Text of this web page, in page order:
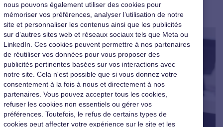
Nouveaux usages au travail |11 septembre 2020
nous pouvons également utiliser des cookies pour
mémoriser vos préférences, analyser l’utilisation de notre
site et personnaliser les contenus ainsi que les publicités
sur d’autres sites web et réseaux sociaux tels que Meta ou
LinkedIn. Ces cookies peuvent permettre à nos partenaires
de réutiliser vos données pour vous proposer des
publicités pertinentes basées sur vos interactions avec
notre site. Cela n'est possible que si vous donnez votre
consentement à la fois à nous et directement à nos
partenaires. Vous pouvez accepter tous les cookies,
refuser les cookies non essentiels ou gérer vos
préférences. Toutefois, le refus de certains types de
cookies peut affecter votre expérience sur le site et les